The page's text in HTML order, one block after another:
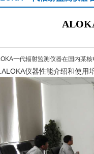
一代辐射监测仪器在国内某
仪器性能介绍和使用